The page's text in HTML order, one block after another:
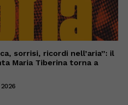
sorrisi, ricordi nell’aria”: il
Maria Tiberina torna a